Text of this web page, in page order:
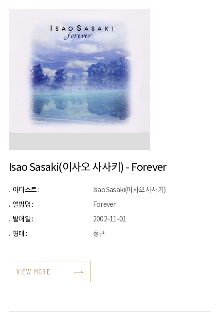
Isao Sasaki(이사오 사사키) - Forever
아티스트 :
Isao Sasaki(이사오 사사키)
앨범명 :
Forever
발매일 :
2002-11-01
형태 :
정규
VIEW MORE